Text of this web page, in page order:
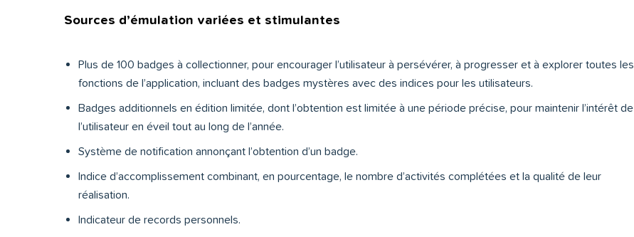
Sources d’émulation variées et stimulantes
Plus de 100 badges à collectionner, pour encourager l’utilisateur à persévérer, à progresser et à explorer toutes les
fonctions de l’application, incluant des badges mystères avec des indices pour les utilisateurs.
Badges additionnels en édition limitée, dont l’obtention est limitée à une période précise, pour maintenir l’intérêt de
l’utilisateur en éveil tout au long de l’année.
Système de notification annonçant l’obtention d’un badge.
Indice d’accomplissement combinant, en pourcentage, le nombre d’activités complétées et la qualité de leur
réalisation.
Indicateur de records personnels.